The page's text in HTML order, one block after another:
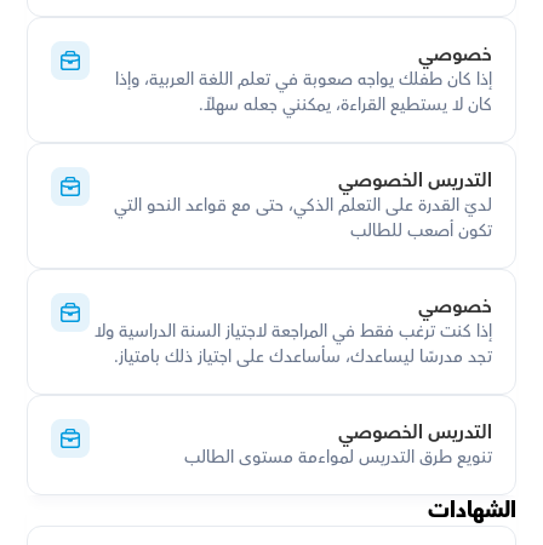
خصوصي
كان لا يستطيع القراءة، يمكنني جعله سهلاً.
التدريس الخصوصي
تكون أصعب للطالب
خصوصي
إذا كنت ترغب فقط في المراجعة لاجتياز السنة الدراسية ولا
تجد مدرسًا ليساعدك، سأساعدك على اجتياز ذلك بامتياز.
التدريس الخصوصي
تنويع طرق التدريس لمواءمة مستوى الطالب
الشهادات